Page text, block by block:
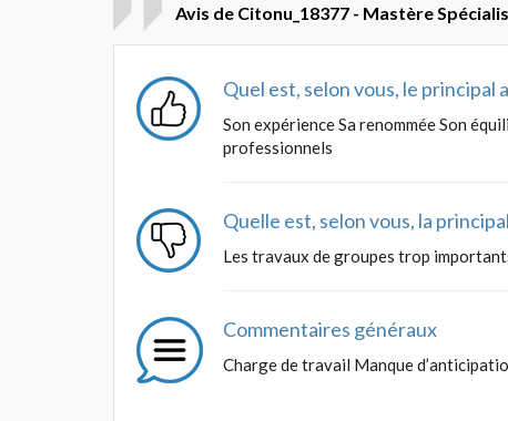
Avis de Citonu_18377 - Mastère
Quel est, selon vous, le principal
Son expérience Sa renommée Son
professionnels
Quelle est, selon vous, la
Les travaux de groupes trop
Commentaires généraux
Charge de travail Manque